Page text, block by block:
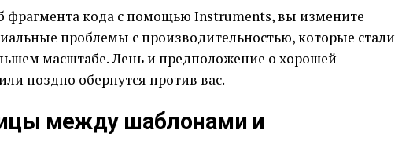
фрагмента кода с помощью Instruments, вы измените
проблемы с производительностью, которые стали
масштабе. Лень и предположение о хорошей
поздно обернутся против вас.
между шаблонами и